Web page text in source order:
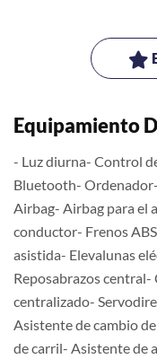
Equipamiento
- Luz diurna- Control
Bluetooth-
Airbag- Airbag para el
conductor- Frenos
asistida- Elevalunas
Reposabrazos
centralizado-
Asistente de cambio
de carril- Asistente de